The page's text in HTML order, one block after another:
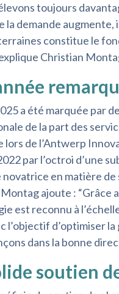
toujours
la demande
constitue le
Christian
a été marquée par
de la part des
lors de l’Antwerp
par l’octroi d’une
novatrice en matière
ajoute : “Grâce
est reconnu à
l’objectif d’optimiser
dans la bonne
soutien